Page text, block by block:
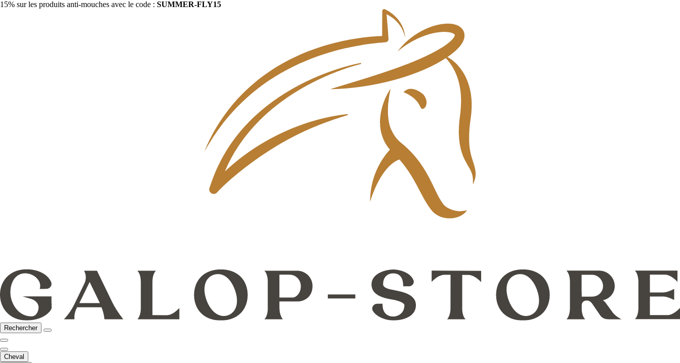
15% sur les produits anti-mouches avec le code : SUMMER-FLY15
Rechercher
Cheval